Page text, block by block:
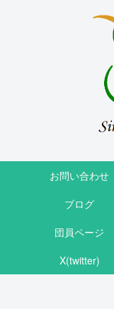
お問い合わせ
ブログ
団員ページ
X(twitter)